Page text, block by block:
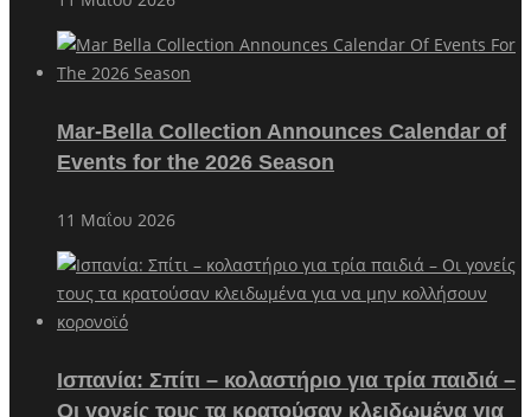
Mar-Bella Collection Announces Calendar of
Events for the 2026 Season
11 Μαΐου 2026
Ισπανία: Σπίτι – κολαστήριο για τρία παιδιά –
Οι γονείς τους τα κρατούσαν κλειδωμένα για